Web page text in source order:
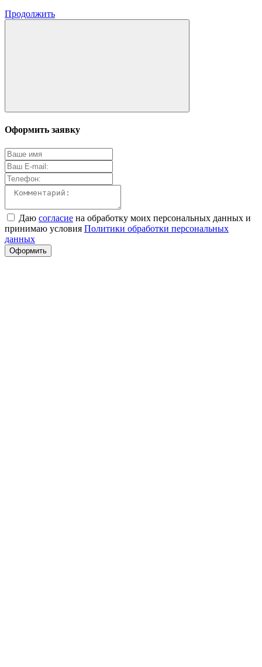
Продолжить
Оформить заявку
Даю согласие на обработку моих персональных данных и
принимаю условия Политики обработки персональных
данных
Оформить